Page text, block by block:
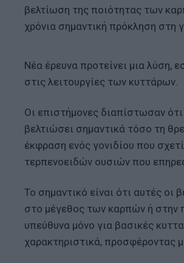
βελτίωση της ποιότητας των
χρόνια σημαντική πρόκληση στη
Νέα έρευνα προτείνει μια λύση,
στις λειτουργίες των κυττάρων.
Οι επιστήμονες διαπίστωσαν
βελτιώσει σημαντικά τόσο τη
έκφραση ενός γονιδίου που
τερπενοειδών ουσιών που
Το σημαντικό είναι ότι αυτές
στο μέγεθος των καρπών ή στην
υπεύθυνα μόνο για βασικές
χαρακτηριστικά, προσφέροντας